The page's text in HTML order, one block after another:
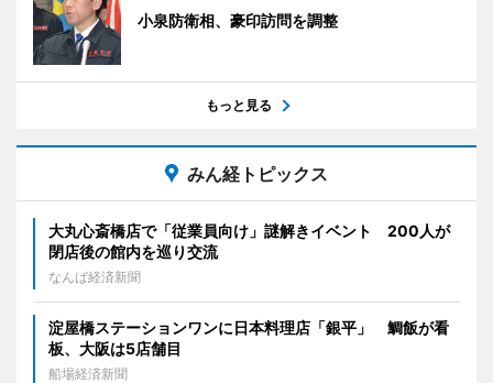
小泉防衛相、豪印訪問を調整
もっと見る
みん経トピックス
大丸心斎橋店で「従業員向け」謎解きイベント 200人が
閉店後の館内を巡り交流
なんば経済新聞
淀屋橋ステーションワンに日本料理店「銀平」 鯛飯が看
板、大阪は5店舗目
船場経済新聞